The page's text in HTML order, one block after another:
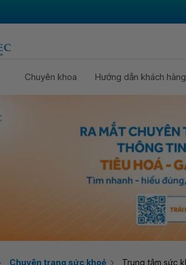
Chuyên khoa Hướng dẫn khách hàng
Chuyên trang sức khoẻ Trung tâm sức